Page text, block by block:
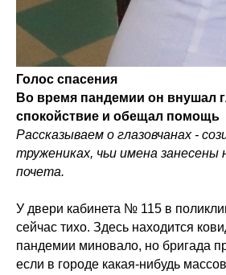
Голос спасения
Во время пандемии он внушал
спокойствие и обещал помощь
Рассказываем о глазовчанах -
тружениках, чьи имена занесены
почета.
У двери кабинета № 115 в
сейчас тихо. Здесь находится
пандемии миновало, но бригада
если в городе какая-нибудь